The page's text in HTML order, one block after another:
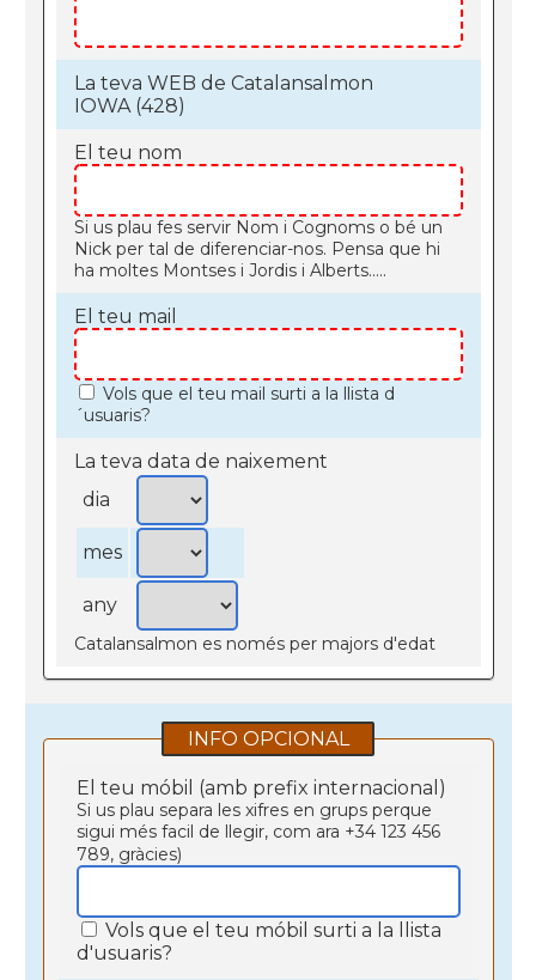
La teva WEB de Catalansalmon
IOWA (428)
El teu nom
Si us plau fes servir Nom i Cognoms o bé un
Nick per tal de diferenciar-nos. Pensa que hi
ha moltes Montses i Jordis i Alberts.....
El teu mail
Vols que el teu mail surti a la llista d
´usuaris?
La teva data de naixement
dia
mes
any
Catalansalmon es només per majors d'edat
INFO OPCIONAL
El teu móbil (amb prefix internacional)
Si us plau separa les xifres en grups perque
sigui més facil de llegir, com ara +34 123 456
789, gràcies)
d'usuaris?